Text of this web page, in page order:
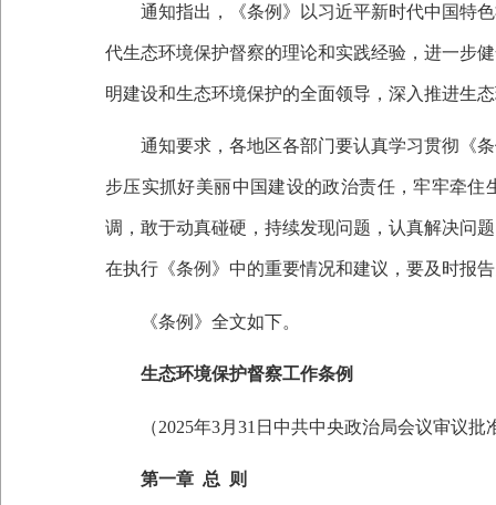
通知指出，《条例》以习近平新时代中国特色
代生态环境保护督察的理论和实践经验，进一步
明建设和生态环境保护的全面领导，深入推进生
通知要求，各地区各部门要认真学习贯彻《条
步压实抓好美丽中国建设的政治责任，牢牢牵住
调，敢于动真碰硬，持续发现问题，认真解决问
在执行《条例》中的重要情况和建议，要及时报
《条例》全文如下。
生态环境保护督察工作条例
（2025年3月 31 日中共中央政治局会议审议批
第一章 总 则